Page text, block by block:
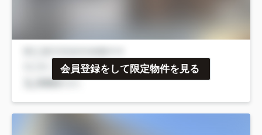
会員登録をして限定物件を見る